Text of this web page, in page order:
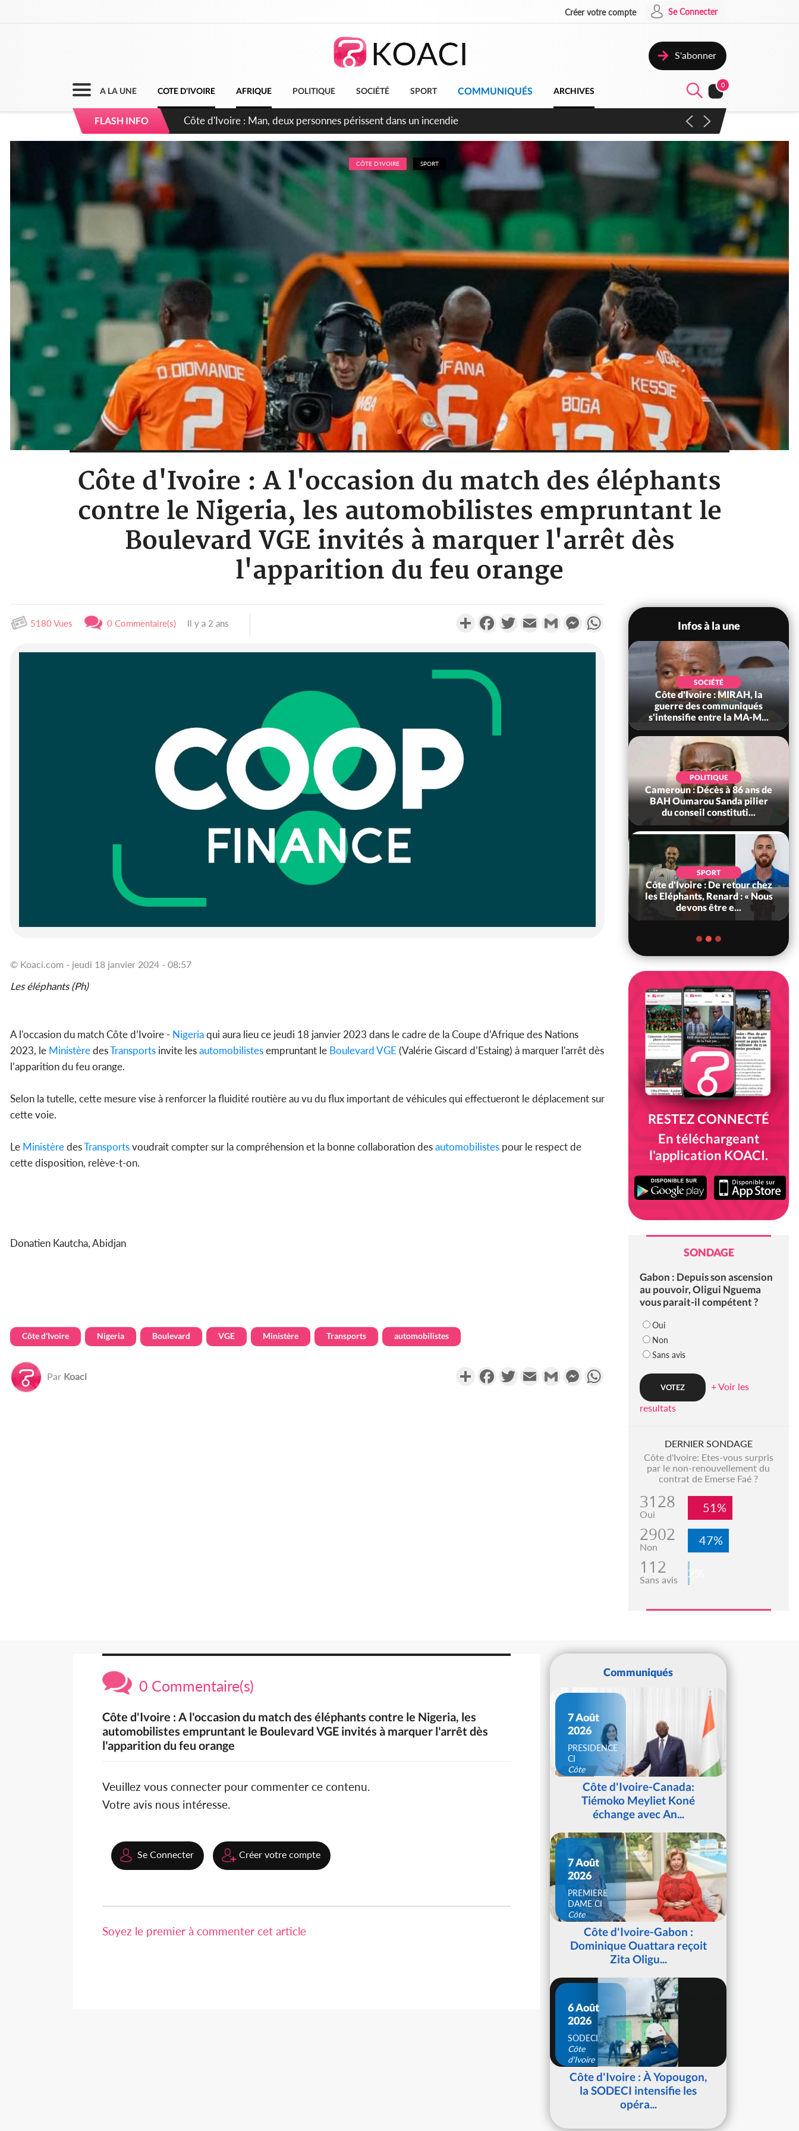
Créer votre compte Se Connecter
S'abonner
A LA UNE COTE D'IVOIRE AFRIQUE POLITIQUE SOCIÉTÉ SPORT COMMUNIQUÉS ARCHIVES
0
FLASH INFO
Côte d'Ivoire : Séileu, la célébration de la fête nationale transformée en vaste campagne contre les produits
dépigmentants dangereux
CÔTE D'IVOIRE SPORT
Côte d'Ivoire : A l'occasion du match des éléphants
contre le Nigeria, les automobilistes empruntant le
Boulevard VGE invités à marquer l'arrêt dès
l'apparition du feu orange
5180 Vues 0 Commentaire(s) Il y a 2 ans PartagerFacebookTwitterEmail Gmail MessengerWhatsApp
© Koaci.com - jeudi 18 janvier 2024 - 08:57
Les éléphants (Ph)
A l'occasion du match Côte d’Ivoire - Nigeriaqui aura lieu ce jeudi 18 janvier 2023 dans le cadre de la Coupe d’Afrique des Nations
2023, le MinistèredesTransports invite lesautomobilistesempruntant le BoulevardVGE (Valérie Giscard d’Estaing) à marquer l'arrêt dès
l’apparition du feu orange.
Selon la tutelle, cette mesure vise à renforcer la fluidité routière au vu du flux important de véhicules qui effectueront le déplacement sur
cette voie.
Le MinistèredesTransportsvoudrait compter sur la compréhension et la bonne collaboration desautomobilistes pour le respect de
cette disposition, relève-t-on.
Donatien Kautcha, Abidjan
Côte d'Ivoire Nigeria Boulevard VGE Ministère Transports automobilistes
Par Koaci PartagerFacebookTwitterEmail Gmail MessengerWhatsApp
Infos à la une
Côte d'Ivoire : Man, deux
personnes périssent dans un
SOCIÉTÉ
Côte d'Ivoire : MIRAH, la
guerre des communiqués
s'intensifie entre la MA-M...
POLITIQUE
Cameroun : Décès à 86 ans de
BAH Oumarou Sanda pilier
du conseil constituti...
SPORT
Côte d'Ivoire : De retour chez
les Eléphants, Renard : « Nous
devons être e...
RESTEZ CONNECTÉ
En téléchargeant
l'application KOACI.
SONDAGE
Gabon : Depuis son ascension
au pouvoir, Oligui Nguema
vous parait-il compétent ?
Oui
Non
Sans avis
+ Voir les
resultats
DERNIER SONDAGE
Côte d'Ivoire: Etes-vous surpris
par le non-renouvellement du
contrat de Emerse Faé ?
3128
Oui 51%
2902
Non 47%
112
Sans avis 2%
0 Commentaire(s)
Côte d'Ivoire : A l'occasion du match des éléphants contre le Nigeria, les
automobilistes empruntant le Boulevard VGE invités à marquer l'arrêt dès
l'apparition du feu orange
Veuillez vous connecter pour commenter ce contenu.
Votre avis nous intéresse.
Se Connecter Créer votre compte
Soyez le premier à commenter cet article
Communiqués
7 Août
2026
PRESIDENCE
CI
Côte
d'IvoireCôte d'Ivoire-Canada:
Tiémoko Meyliet Koné
échange avec An...
7 Août
2026
PREMIERE
DAME CI
Côte
d'IvoireCôte d'Ivoire-Gabon :
Dominique Ouattara reçoit
Zita Oligu...
6 Août
2026
SODECI
Côte
d'Ivoire
Côte d'Ivoire : À Yopougon,
la SODECI intensifie les
opéra...